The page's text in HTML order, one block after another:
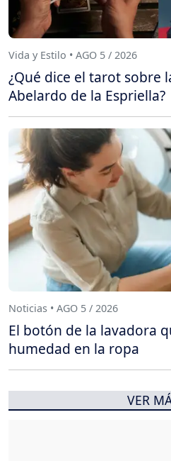
Vida y Estilo • AGO 5 / 2026
¿Qué dice el tarot sobre
Abelardo de la Espriella?
Noticias • AGO 5 / 2026
El botón de la lavadora
humedad en la ropa
VER